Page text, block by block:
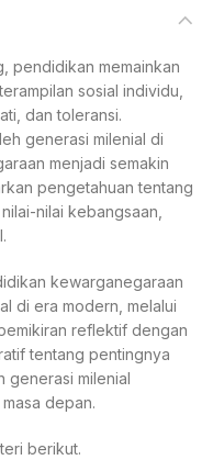
pendidikan memainkan
sosial individu,
dan toleransi.
generasi milenial di
menjadi semakin
pengetahuan tentang
nilai kebangsaan,
kewarganegaraan
di era modern, melalui
reflektif dengan
tentang pentingnya
generasi milenial
depan.
berikut.